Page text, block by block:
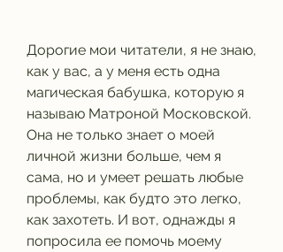
Дорогие мои читатели, я не знаю,
как у вас, а у меня есть одна
магическая бабушка, которую я
называю Матроной Московской.
Она не только знает о моей
личной жизни больше, чем я
сама, но и умеет решать любые
проблемы, как будто это легко,
как захотеть. И вот, однажды я
попросила ее помочь моему